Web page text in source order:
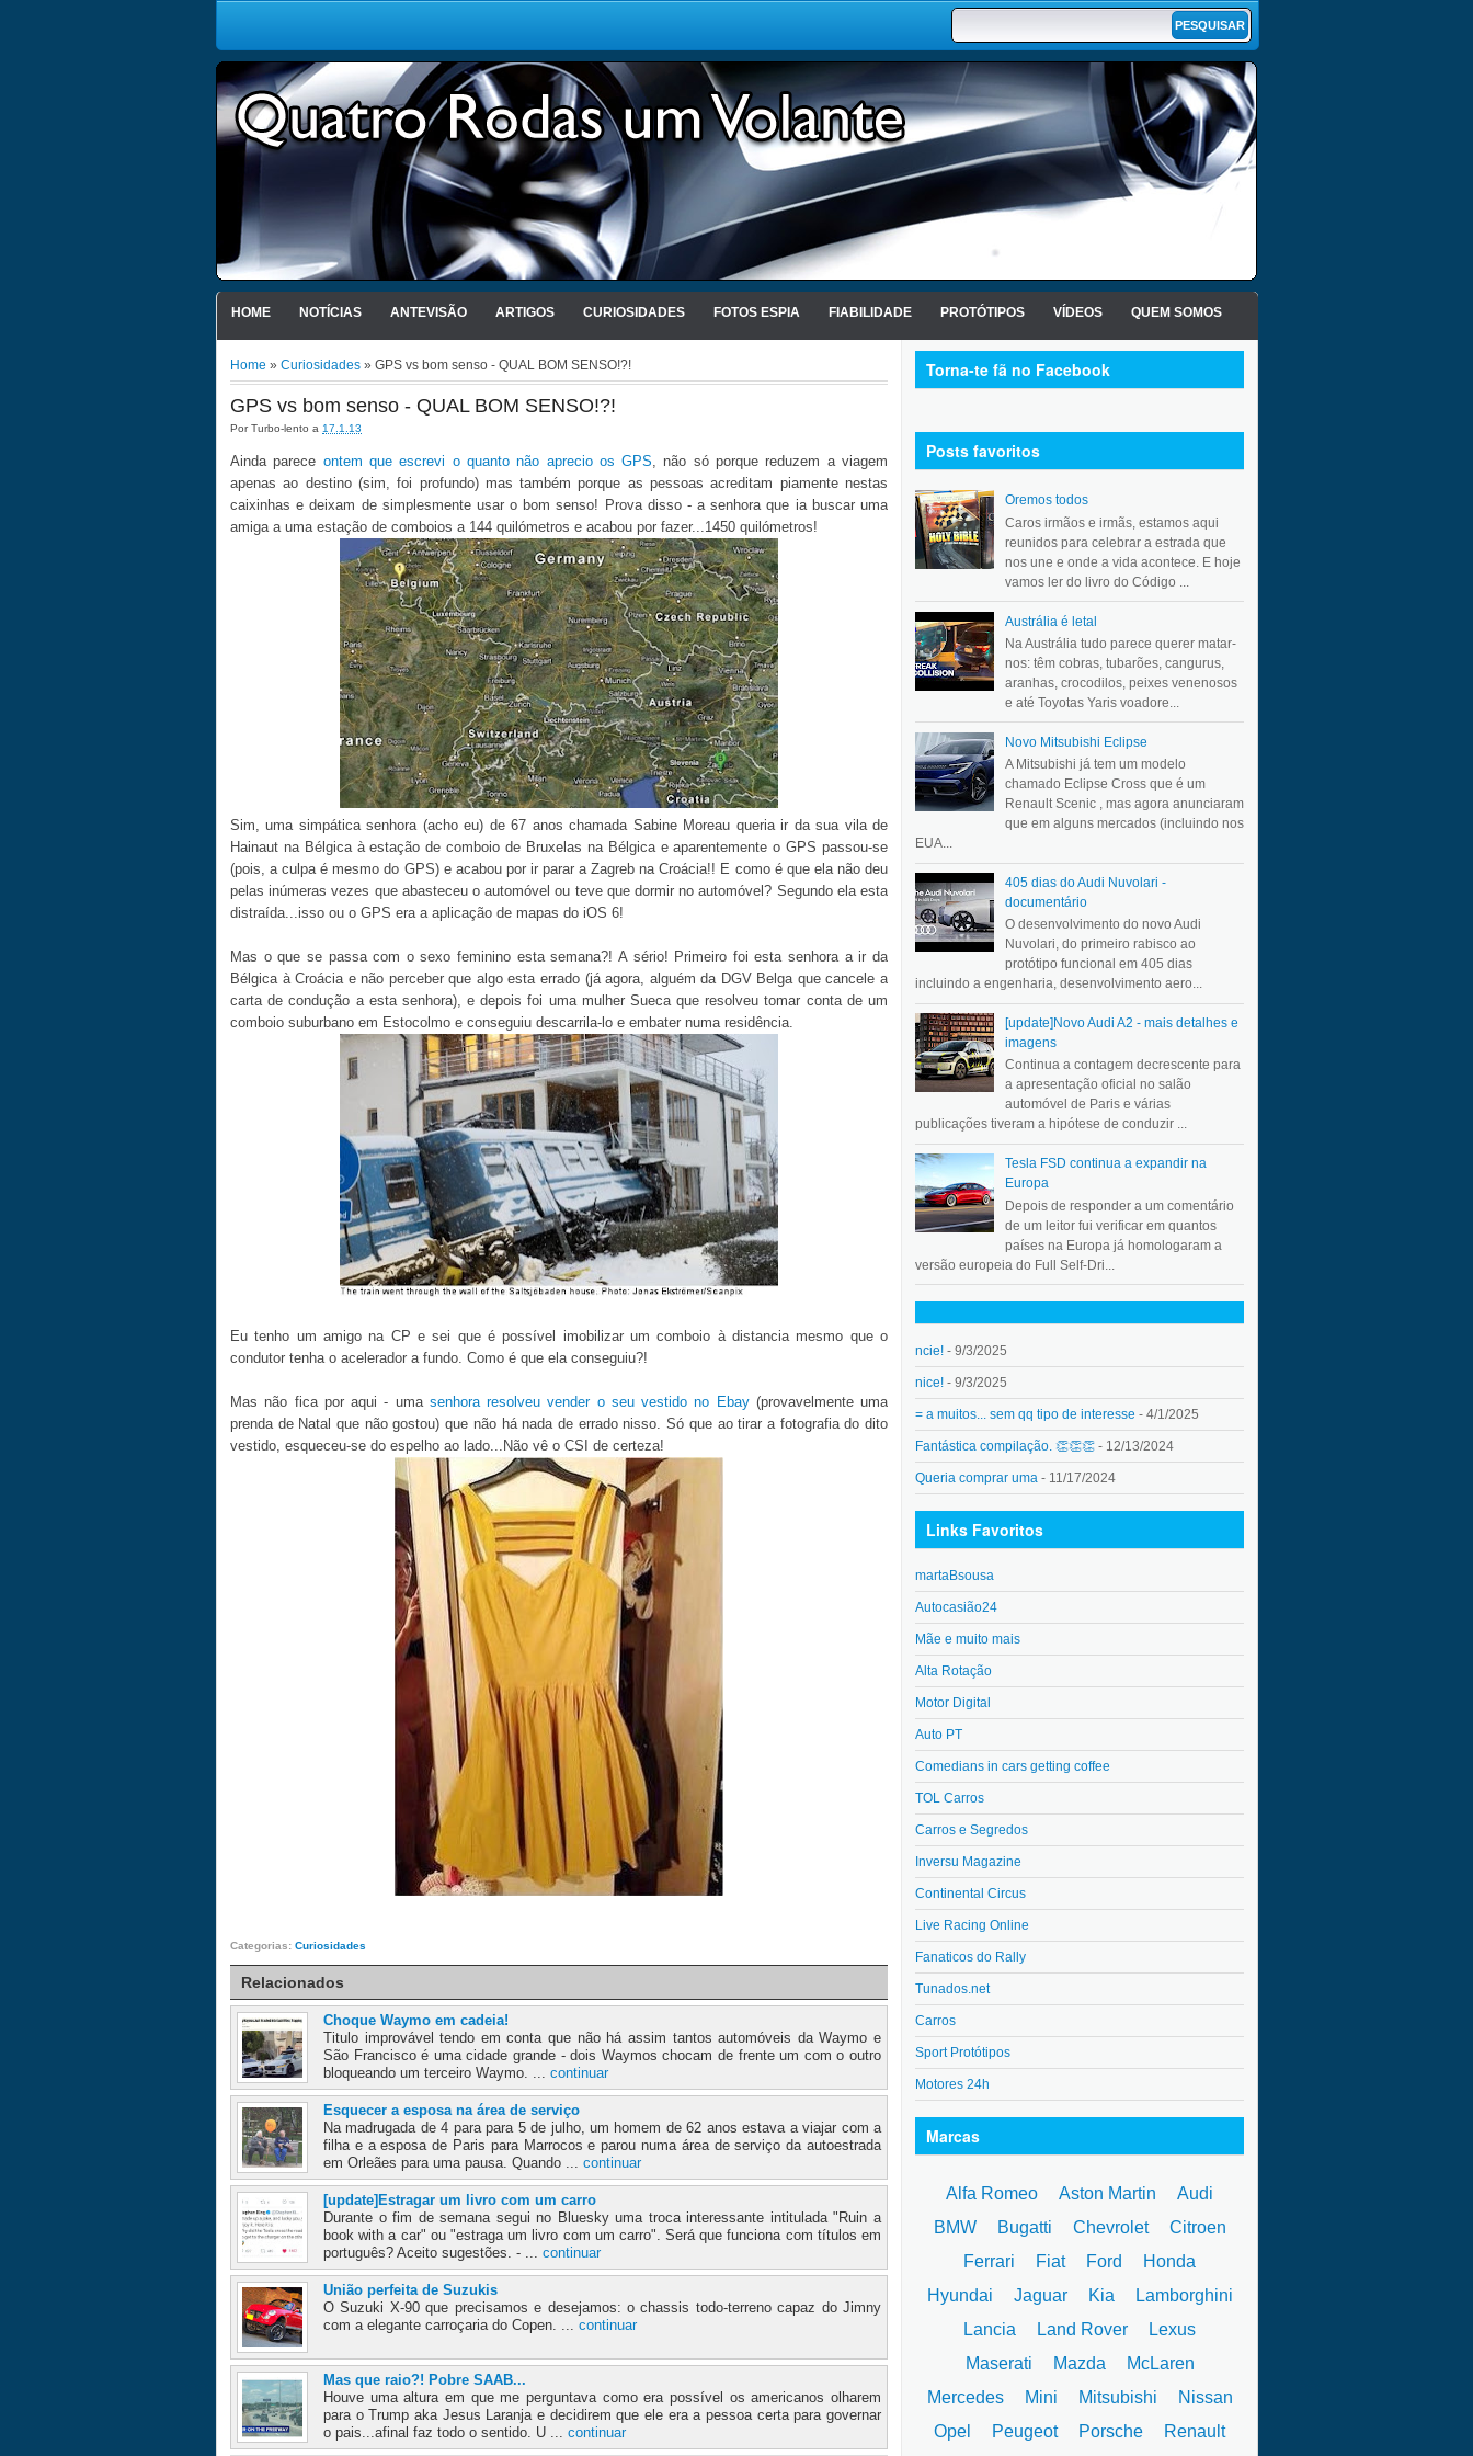
HOME NOTÍCIAS ANTEVISÃO ARTIGOS CURIOSIDADES FOTOS ESPIA FIABILIDADE PROTÓTIPOS VÍDEOS QUEM SOMOS
Home » Curiosidades » GPS vs bom senso - QUAL BOM SENSO!?!
GPS vs bom senso - QUAL BOM SENSO!?!
PorTurbo-lento a 17.1.13
Ainda parece ontem que escrevi o quanto não aprecio os GPS, não só porque reduzem a viagem
apenas ao destino (sim, foi profundo) mas também porque as pessoas acreditam piamente nestas
caixinhas e deixam de simplesmente usar o bom senso! Prova disso - a senhora que ia buscar uma
amiga a uma estação de comboios a 144 quilómetros e acabou por fazer...1450 quilómetros!
Sim, uma simpática senhora (acho eu) de 67 anos chamada Sabine Moreau queria ir da sua vila de
Hainaut na Bélgica à estação de comboio de Bruxelas na Bélgica e aparentemente o GPS passou-se
(pois, a culpa é mesmo do GPS) e acabou por ir parar a Zagreb na Croácia!! E como é que ela não deu
pelas inúmeras vezes que abasteceu o automóvel ou teve que dormir no automóvel? Segundo ela esta
distraída...isso ou o GPS era a aplicação de mapas do iOS 6!
Mas o que se passa com o sexo feminino esta semana?! A sério! Primeiro foi esta senhora a ir da
Bélgica à Croácia e não perceber que algo esta errado (já agora, alguém da DGV Belga que cancele a
carta de condução a esta senhora), e depois foi uma mulher Sueca que resolveu tomar conta de um
comboio suburbano em Estocolmo e conseguiu descarrila-lo e embater numa residência.
Eu tenho um amigo na CP e sei que é possível imobilizar um comboio à distancia mesmo que o
condutor tenha o acelerador a fundo. Como é que ela conseguiu?!
Mas não fica por aqui - uma senhora resolveu vender o seu vestido no Ebay(provavelmente uma
prenda de Natal que não gostou) que não há nada de errado nisso. Só que ao tirar a fotografia do dito
vestido, esqueceu-se do espelho ao lado...Não vê o CSI de certeza!
Categorias: Curiosidades
Relacionados
Choque Waymo em cadeia!
Titulo improvável tendo em conta que não há assim tantos automóveis da Waymo e
São Francisco é uma cidade grande - dois Waymos chocam de frente um com o outro
bloqueando um terceiro Waymo. ... continuar
Esquecer a esposa na área de serviço
Na madrugada de 4 para para 5 de julho, um homem de 62 anos estava a viajar com a
filha e a esposa de Paris para Marrocos e parou numa área de serviço da autoestrada
em Orleães para uma pausa. Quando ... continuar
[update]Estragar um livro com um carro
Durante o fim de semana segui no Bluesky uma troca interessante intitulada "Ruin a
book with a car" ou "estraga um livro com um carro". Será que funciona com títulos em
português? Aceito sugestões. - ... continuar
União perfeita de Suzukis
O Suzuki X-90 que precisamos e desejamos: o chassis todo-terreno capaz do Jimny
com a elegante carroçaria do Copen. ... continuar
Mas que raio?! Pobre SAAB...
Houve uma altura em que me perguntava como era possível os americanos olharem
para o Trump aka Jesus Laranja e decidirem que ele era a pessoa certa para governar
o pais...afinal faz todo o sentido. U ... continuar
Torna-te fã no Facebook
Posts favoritos
Oremos todos
Caros irmãos e irmãs, estamos aqui
reunidos para celebrar a estrada que
nos une e onde a vida acontece. E hoje
vamos ler do livro do Código ...
Austrália é letal
Na Austrália tudo parece querer matar-
nos: têm cobras, tubarões, cangurus,
aranhas, crocodilos, peixes venenosos
e até Toyotas Yaris voadore...
Novo Mitsubishi Eclipse
A Mitsubishi já tem um modelo
chamado Eclipse Cross que é um
Renault Scenic , mas agora anunciaram
que em alguns mercados (incluindo nos
EUA...
405 dias do Audi Nuvolari -
documentário
O desenvolvimento do novo Audi
Nuvolari, do primeiro rabisco ao
protótipo funcional em 405 dias
incluindo a engenharia, desenvolvimento aero...
[update]Novo Audi A2 - mais detalhes e
imagens
Continua a contagem decrescente para
a apresentação oficial no salão
automóvel de Paris e várias
publicações tiveram a hipótese de conduzir ...
Tesla FSD continua a expandir na
Europa
Depois de responder a um comentário
de um leitor fui verificar em quantos
países na Europa já homologaram a
versão europeia do Full Self-Dri...
ncie! - 9/3/2025
nice! - 9/3/2025
= a muitos... sem qq tipo de interesse - 4/1/2025
Fantástica compilação. 👏👏👏 - 12/13/2024
Queria comprar uma - 11/17/2024
Links Favoritos
martaBsousa
Autocasião24
Mãe e muito mais
Alta Rotação
Motor Digital
Auto PT
Comedians in cars getting coffee
TOL Carros
Carros e Segredos
Inversu Magazine
Continental Circus
Live Racing Online
Fanaticos do Rally
Tunados.net
Carros
Sport Protótipos
Motores 24h
Marcas
Alfa Romeo Aston Martin
Audi
BMW
Bugatti Chevrolet
Citroen
Ferrari
Fiat Ford
Honda
Hyundai
Jaguar Kia
Lamborghini
Lancia
Land Rover
Lexus
Maserati
Mazda
McLaren
Mercedes
Mini Mitsubishi
Nissan
Opel
Peugeot Porsche Renault